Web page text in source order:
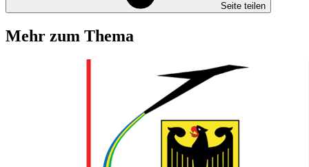
Seite teilen
Mehr zum Thema